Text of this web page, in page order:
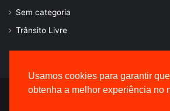
Usamos cookies para garantir
obtenha a melhor experiência no
Sem categoria
Trânsito Livre